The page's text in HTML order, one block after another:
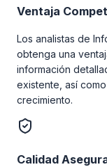
Ventaja
Los analistas de
obtenga una
información
existente, así
crecimiento.
Calidad